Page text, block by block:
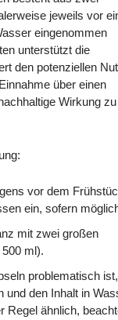
jeweils vor
eingenommen
unterstützt die
den potenziellen
über einen
Wirkung zu
vor dem
ein, sofern
mit zwei großen
ml).
problematisch ist,
und den Inhalt in
Regel ähnlich,